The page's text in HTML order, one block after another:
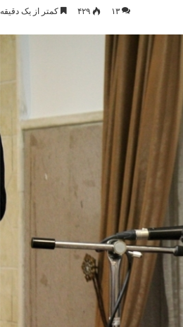
۱۳ ۴۲۹ کمتر از یک دقیقه